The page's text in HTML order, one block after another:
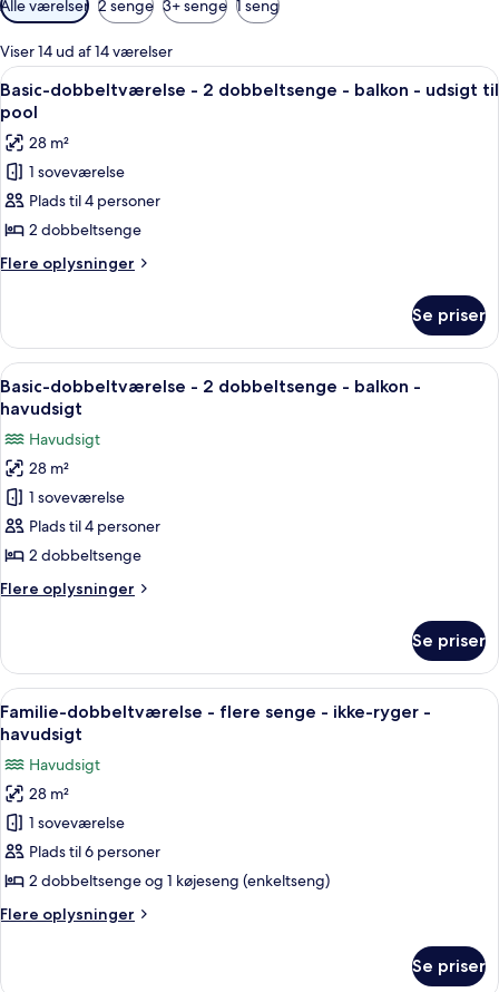
filtre
for
værelser
Alle værelser 2 senge 3+ senge 1 seng
Viser 14 ud af 14 værelser
Indlæs
alle
billeder
af
Basic-
dobbeltværelse
-
2
balkon
udsigt
til
pool
Et hotelværelse med to senge, et
7
Basic-dobbeltværelse - 2 dobbeltsenge - balkon - udsigt til
pool
28 m²
1 soveværelse
Plads til 4 personer
2 dobbeltsenge
Flere oplysninger
Flere
dobbeltværelse
2
dobbeltsenge
balkon
udsigt
til
pool
Se priser
Indlæs
alle
billeder
af
Basic-
dobbeltværelse
-
2
dobbeltsenge
-
-
havudsigt
Et hotelværelse med to senge, et
8
Basic-dobbeltværelse - 2 dobbeltsenge - balkon -
havudsigt
Havudsigt
28 m²
1 soveværelse
Plads til 4 personer
2 dobbeltsenge
Flere oplysninger
Flere
dobbeltværelse
2
dobbeltsenge
balkon
havudsigt
Se priser
Indlæs
alle
billeder
af
Familie-
dobbeltværelse
-
flere
senge
-
ryger
Et værelse med køjesenge, et
10
Familie-dobbeltværelse - flere senge - ikke-ryger -
havudsigt
Havudsigt
28 m²
1 soveværelse
Plads til 6 personer
2 dobbeltsenge og 1 køjeseng (enkeltseng)
Flere oplysninger
Flere
Se priser